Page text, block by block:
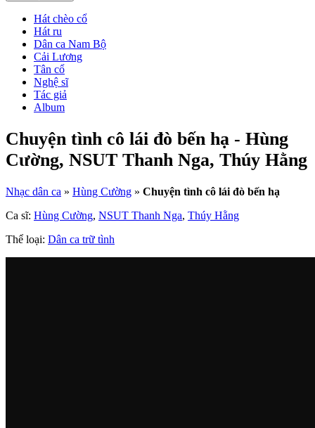
Hát chèo cổ
Hát ru
Dân ca Nam Bộ
Cải Lương
Tân cổ
Nghệ sĩ
Tác giả
Album
Chuyện tình cô lái đò bến hạ - Hùng
Cường, NSUT Thanh Nga, Thúy Hằng
Nhạc dân ca » Hùng Cường » Chuyện tình cô lái đò bến hạ
Ca sĩ: Hùng Cường, NSUT Thanh Nga, Thúy Hằng
Thể loại: Dân ca trữ tình